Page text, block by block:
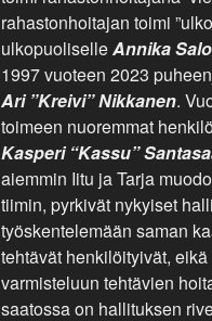
rahastonhoitajan toimi
ulkopuoliselleAnnika
1997 vuoteen 2023
Ari ”Kreivi” Nikkanen.
toimeen nuoremmat
Kasperi “Kassu”
aiemmin Iitu ja Tarja
tiimin, pyrkivät nykyiset
työskentelemään saman
tehtävät henkilöityivät,
varmisteluun tehtävien
saatossa on hallituksen